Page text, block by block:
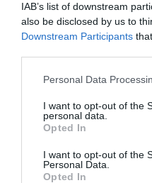
IAB’s list of downstream
also be disclosed by us to
Downstream Participants
Please note that this
not limited to your visit or
grant or deny consent to
use your data for below
consent section.
Personal Data
I want to opt-out of the
personal data.
Opted In
I want to opt-out of the
Personal Data.
Opted In
pentru că toată lumea
Málaga
Andaluziei este Jerez